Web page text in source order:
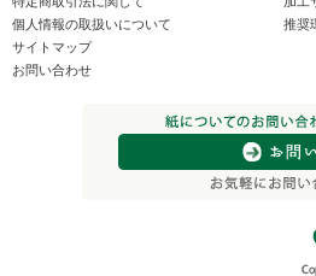
個人情報の取扱いについて
サイトマップ
お問い合わせ
推奨